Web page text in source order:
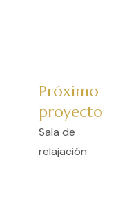
Próximo
proyecto
Sala de
relajación